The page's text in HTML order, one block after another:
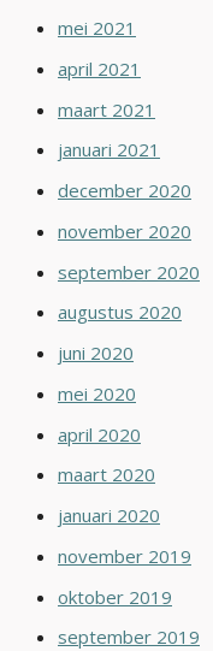
mei 2021
april 2021
maart 2021
januari 2021
december 2020
november 2020
september 2020
augustus 2020
juni 2020
mei 2020
april 2020
maart 2020
januari 2020
november 2019
oktober 2019
september 2019